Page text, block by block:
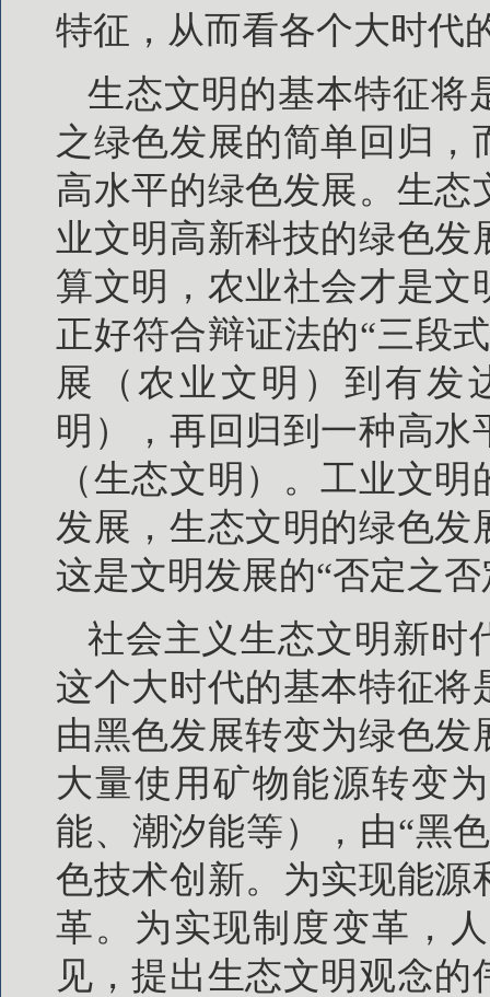
特征，从而看各个大时代
生态文明的基本特征将
之绿色发展的简单回归
高水平的绿色发展。生
业文明高新科技的绿色
算文明，农业社会才是
正好符合辩证法的“三段
展（农业文明）到有发
明），再回归到一种高
（生态文明）。工业文
发展，生态文明的绿色
这是文明发展的“否定之否
社会主义生态文明新时
这个大时代的基本特征将
由黑色发展转变为绿色
大量使用矿物能源转变
能、潮汐能等），由“黑
色技术创新。为实现能源
革。为实现制度变革，
见，提出生态文明观念